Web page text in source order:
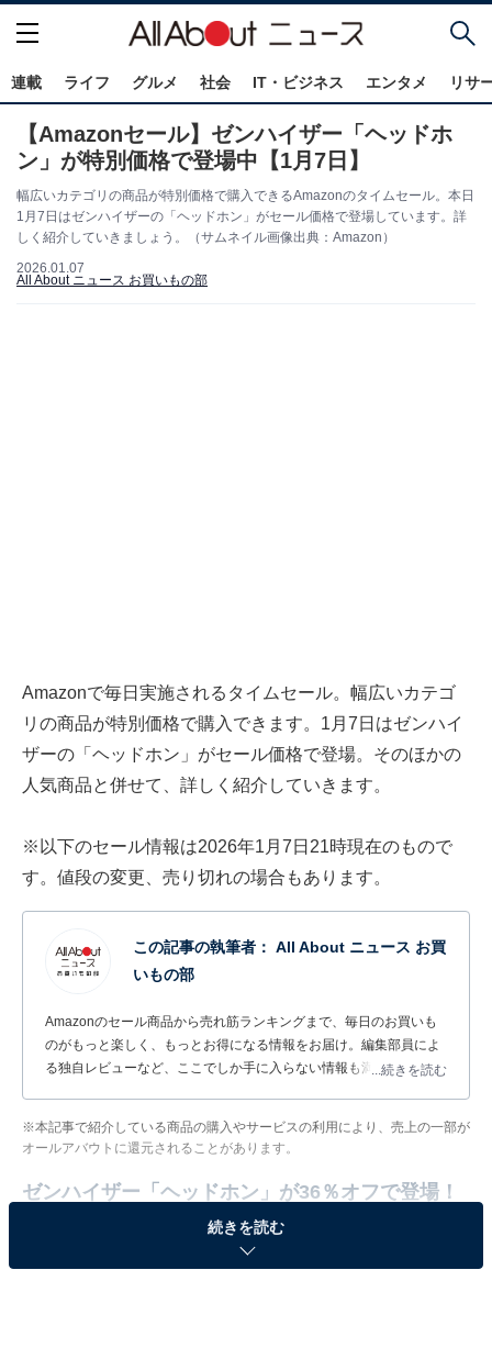
連載 ライフ グルメ 社会 IT・ビジネス エンタメ リサ
【Amazonセール】ゼンハイザー「ヘッドホ
ン」が特別価格で登場中【1月7日】
幅広いカテゴリの商品が特別価格で購入できるAmazonのタイムセール。本日
1月7日はゼンハイザーの「ヘッドホン」がセール価格で登場しています。詳
しく紹介していきましょう。（サムネイル画像出典：Amazon）
2026.01.07
All About ニュース お買いもの部
Amazonで毎日実施されるタイムセール。幅広いカテゴ
リの商品が特別価格で購入できます。1月7日はゼンハイ
ザーの「ヘッドホン」がセール価格で登場。そのほかの
人気商品と併せて、詳しく紹介していきます。
※以下のセール情報は2026年1月7日21時現在のもので
す。値段の変更、売り切れの場合もあります。
この記事の執筆者： All About ニュース お買
いもの部
Amazonのセール商品から売れ筋ランキングまで、毎日のお買いも
のがもっと楽しく、もっとお得になる情報をお届け。編集部員によ
る独自レビューなど、ここでしか手に入らない情報も満載です。
...続きを読む
※本記事で紹介している商品の購入やサービスの利用により、売上の一部が
オールアバウトに還元されることがあります。
ゼンハイザー「ヘッドホン」が36％オフで登場！
続きを読む